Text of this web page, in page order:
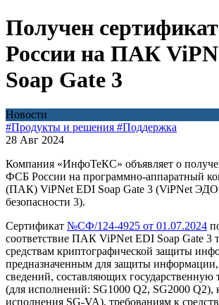
Получен
России на ПАК
Soap Gate 3
Новости
#Продукты и решения #Поддержка
28 Авг 2024
Компания «ИнфоТеКС» объявляет о
ФСБ России на программно-аппаратный
(ПАК) ViPNet EDI Soap Gate 3 (ViPNet
безопасности 3).
Сертификат №СФ/124-4925 от 01.07.2024
соответствие ПАК ViPNet EDI Soap Gate 3
средствам криптографической защиты
предназначенным для защиты
сведений, составляющих государственную
(для исполнений: SG1000 Q2, SG2000 Q2),
исполнения SG-VA), требованиям к